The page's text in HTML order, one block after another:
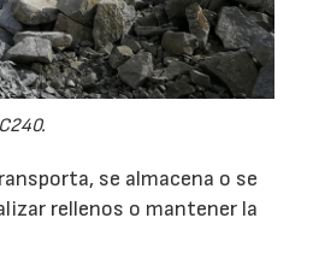
se almacena o se
rellenos o mantener la